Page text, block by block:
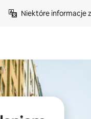
Niektóre informacje